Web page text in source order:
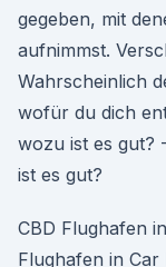
gegeben, mit
aufnimmst.
Wahrscheinlich
wofür du dich
wozu ist es gut?
ist es gut?
CBD Flughafen
Flughafen in